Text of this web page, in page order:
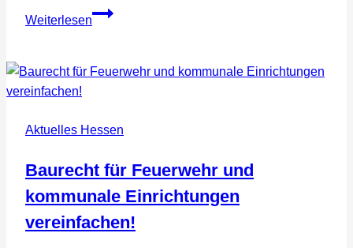
Weiterlesen
Europawahl:
im
Aktuelles Hessen
Baurecht für Feuerwehr und
kommunale Einrichtungen
vereinfachen!